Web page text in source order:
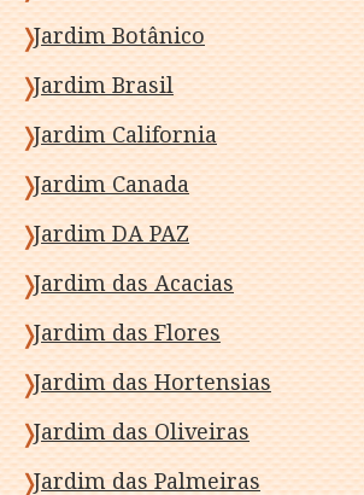
Jardim Botânico
Jardim Brasil
Jardim California
Jardim Canada
Jardim DA PAZ
Jardim das Acacias
Jardim das Flores
Jardim das Hortensias
Jardim das Oliveiras
Jardim das Palmeiras